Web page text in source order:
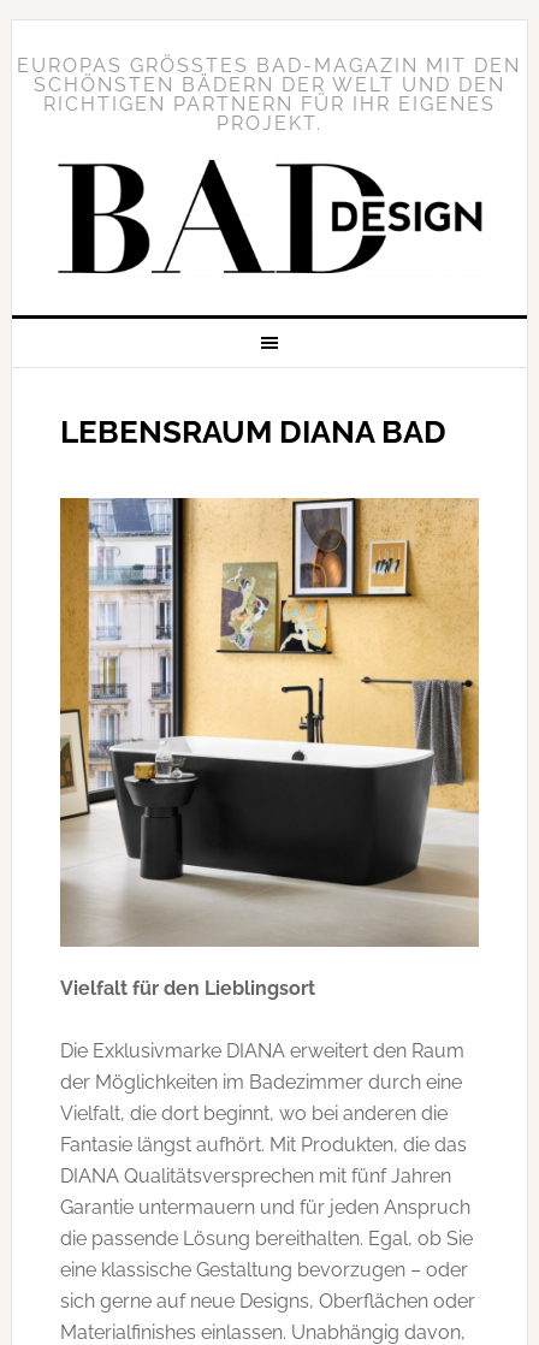
EUROPAS GRÖSSTES BAD-MAGAZIN MIT DEN S
CHÖNSTEN BÄDERN DER WELT UND DEN R
ICHTIGEN PARTNERN FÜR IHR EIGENES P
ROJEKT.
LEBENSRAUM DIANA BAD
Vielfalt für den Lieblingsort
Die Exklusivmarke DIANA erweitert den Raum
der Möglichkeiten im Badezimmer durch eine
Vielfalt, die dort beginnt, wo bei anderen die
Fantasie längst aufhört. Mit Produkten, die das
DIANA Qualitätsversprechen mit fünf Jahren
Garantie untermauern und für jeden Anspruch
die passende Lösung bereithalten. Egal, ob Sie
eine klassische Gestaltung bevorzugen – oder
sich gerne auf neue Designs, Oberflächen oder
Materialfinishes einlassen. Unabhängig davon,